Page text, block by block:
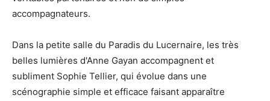
accompagnateurs.
Dans la petite salle du Paradis du Lucernaire, les très
belles lumières d'Anne Gayan accompagnent et
subliment Sophie Tellier, qui évolue dans une
scénographie simple et efficace faisant apparaître